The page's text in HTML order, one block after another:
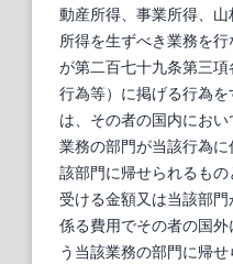
動産所得、事業所得、
所得を生ずべき業務を
が第二百七十九条第三
行為等）に掲げる行為を
は、その者の国内にお
業務の部門が当該行為に
該部門に帰せられるも
受ける金額又は当該部門
係る費用でその者の国
う当該業務の部門に帰せ